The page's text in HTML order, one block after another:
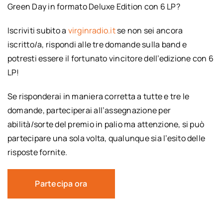
Green Day in formato Deluxe Edition con 6 LP?
Iscriviti subito a virginradio.itse non sei ancora
iscritto/a, rispondi alle tre domande sulla band e
potresti essere il fortunato vincitore dell’edizione con 6
LP!
Se risponderai in maniera corretta a tutte e tre le
domande, parteciperai all’assegnazione per
abilità/sorte del premio in palio ma attenzione, si può
partecipare una sola volta, qualunque sia l’esito delle
risposte fornite.
Partecipa ora